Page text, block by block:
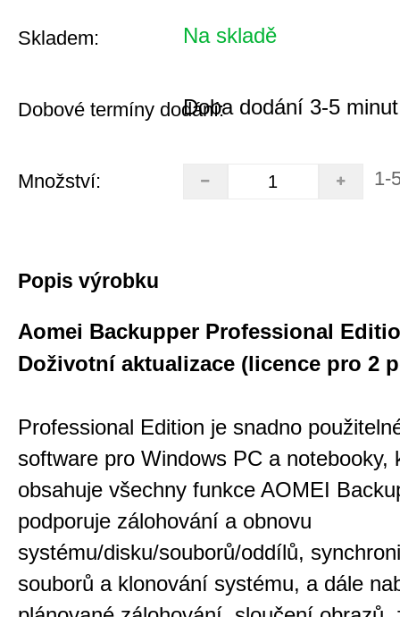
Skladem: Na skladě
Dobové termíny dodání:Doba dodání 3-5 minut
Množství: 1-
Popis výrobku
Aomei Backupper Professional
Doživotní aktualizace (licence pro 2
Professional Edition je snadno
software pro Windows PC a notebooky,
obsahuje všechny funkce AOMEI
podporuje zálohování a obnovu
systému/disku/souborů/oddílů,
souborů a klonování systému, a dále